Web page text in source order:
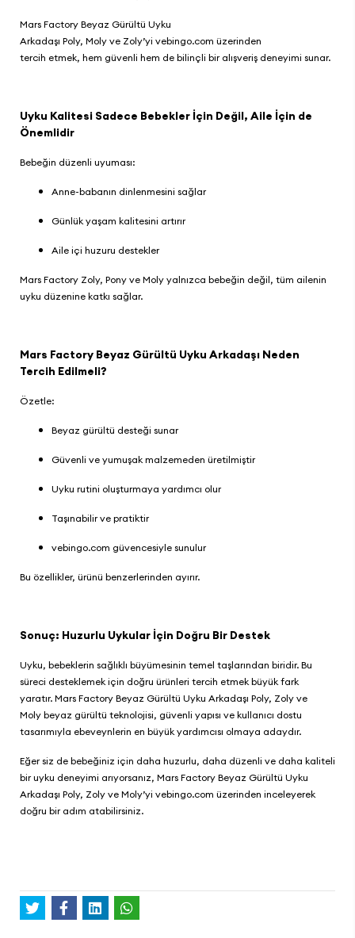
Mars Factory Beyaz Gürültü Uyku
Arkadaşı Poly, Moly ve Zoly’yi vebingo.com üzerinden
tercih etmek, hem güvenli hem de bilinçli bir alışveriş deneyimi sunar.
Uyku Kalitesi Sadece Bebekler İçin Değil, Aile İçin de
Önemlidir
Bebeğin düzenli uyuması:
Anne-babanın dinlenmesini sağlar
Günlük yaşam kalitesini artırır
Aile içi huzuru destekler
Mars Factory Zoly, Pony ve Moly yalnızca bebeğin değil, tüm ailenin
uyku düzenine katkı sağlar.
Mars Factory Beyaz Gürültü Uyku Arkadaşı Neden
Tercih Edilmeli?
Özetle:
Beyaz gürültü desteği sunar
Güvenli ve yumuşak malzemeden üretilmiştir
Uyku rutini oluşturmaya yardımcı olur
Taşınabilir ve pratiktir
vebingo.com güvencesiyle sunulur
Bu özellikler, ürünü benzerlerinden ayırır.
Sonuç: Huzurlu Uykular İçin Doğru Bir Destek
Uyku, bebeklerin sağlıklı büyümesinin temel taşlarından biridir. Bu
süreci desteklemek için doğru ürünleri tercih etmek büyük fark
yaratır. Mars Factory Beyaz Gürültü Uyku Arkadaşı Poly, Zoly ve
Moly beyaz gürültü teknolojisi, güvenli yapısı ve kullanıcı dostu
tasarımıyla ebeveynlerin en büyük yardımcısı olmaya adaydır.
Eğer siz de bebeğiniz için daha huzurlu, daha düzenli ve daha kaliteli
bir uyku deneyimi arıyorsanız, Mars Factory Beyaz Gürültü Uyku
Arkadaşı Poly, Zoly ve Moly’yi vebingo.com üzerinden inceleyerek
doğru bir adım atabilirsiniz.